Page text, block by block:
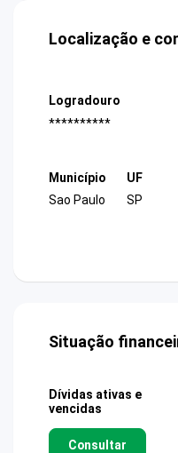
Localização e
Logradouro
**********
Município
Sao Paulo
UF
SP
Situação
Dívidas ativas e
vencidas
Consultar